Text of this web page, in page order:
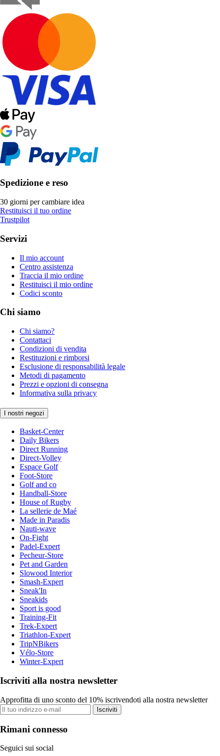
Spedizione e reso
30 giorni per cambiare idea
Restituisci il tuo ordine
Trustpilot
Servizi
Il mio account
Centro assistenza
Traccia il mio ordine
Restituisci il mio ordine
Codici sconto
Chi siamo
Chi siamo?
Contattaci
Condizioni di vendita
Restituzioni e rimborsi
Esclusione di responsabilità legale
Metodi di pagamento
Prezzi e opzioni di consegna
Informativa sulla privacy
I nostri negozi
Basket-Center
Daily Bikers
Direct Running
Direct-Volley
Espace Golf
Foot-Store
Golf and co
Handball-Store
House of Rugby
La sellerie de Maé
Made in Paradis
Nauti-wave
On-Fight
Padel-Expert
Pecheur-Store
Pet and Garden
Slowood Interior
Smash-Expert
Sneak'In
Sneakids
Sport is good
Training-Fit
Trek-Expert
Triathlon-Expert
TripNBikers
Vélo-Store
Winter-Expert
Iscriviti alla nostra newsletter
Approfitta di uno sconto del 10% iscrivendoti alla nostra newsletter
Iscriviti
Rimani connesso
Seguici sui social